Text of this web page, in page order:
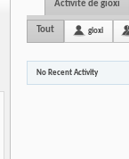
Activité de gioxi
Tout gioxi
No Recent Activity